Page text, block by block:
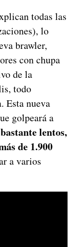
todas las
lo
brawler,
con chupa
de la
todo
Esta nueva
golpeará a
lentos,
de 1.900
a varios